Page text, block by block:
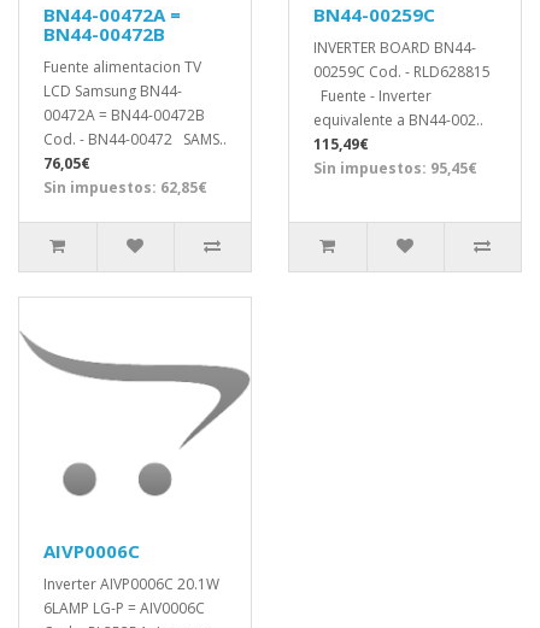
BN44-00472A =
BN44-00472B
Fuente alimentacion TV
LCD Samsung BN44-
00472A = BN44-00472B
Cod. - BN44-00472 SAMS..
76,05€
Sin impuestos: 62,85€
BN44-00259C
INVERTER BOARD BN44-
00259C Cod. - RLD628815
Fuente - Inverter
equivalente a BN44-002..
115,49€
Sin impuestos: 95,45€
AIVP0006C
Inverter AIVP0006C 20.1W
6LAMP LG-P = AIV0006C